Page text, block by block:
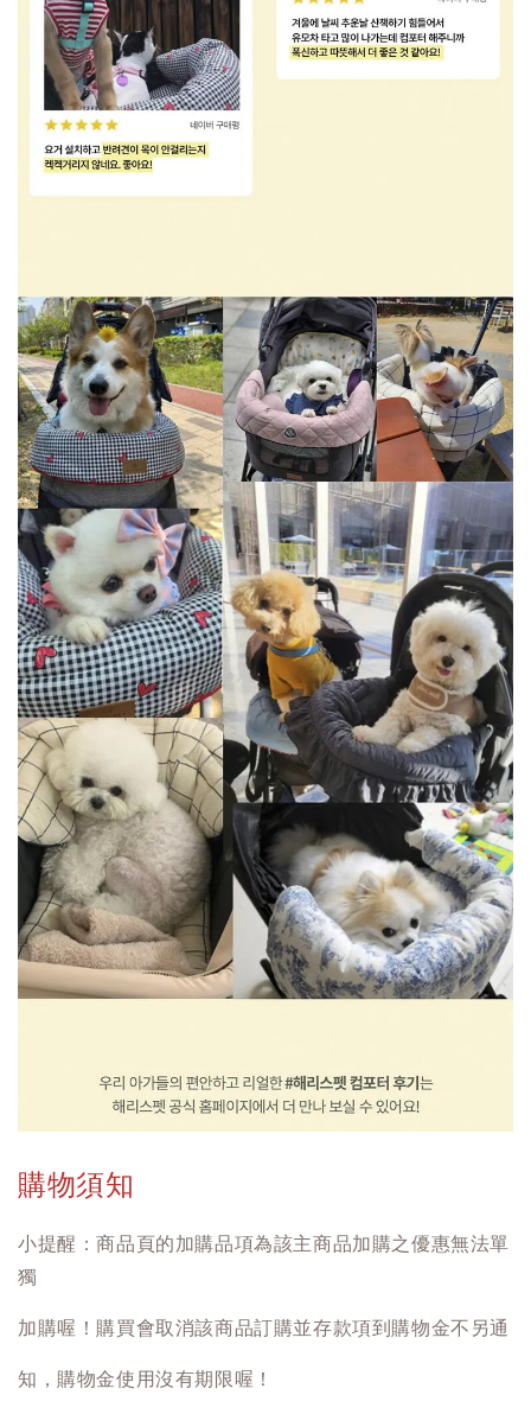
購物須知
小提醒：商品頁的加購品項為該主商品加購之優惠無法單
獨
加購喔！購買會取消該商品訂購並存款項到購物金不另通
知，購物金使用沒有期限喔！